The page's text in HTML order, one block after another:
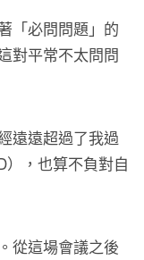
「必問問題」的
對平常不太問問
遠遠超過了我過
，也算不負對自
從這場會議之後